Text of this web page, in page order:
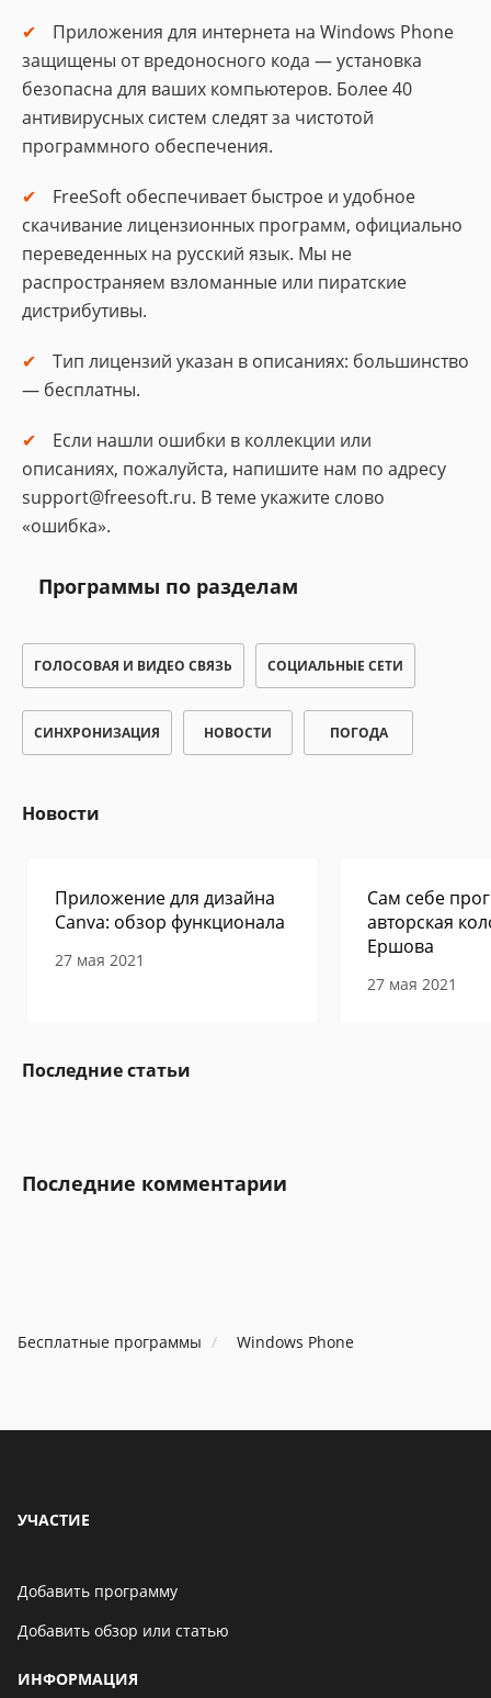
Приложения для интернета на Windows Phone
защищены от вредоносного кода — установка
безопасна для ваших компьютеров. Более 40
антивирусных систем следят за чистотой
программного обеспечения.
FreeSoft обеспечивает быстрое и удобное
скачивание лицензионных программ, официально
переведенных на русский язык. Мы не
распространяем взломанные или пиратские
дистрибутивы.
Тип лицензий указан в описаниях: большинство
— бесплатны.
Если нашли ошибки в коллекции или
описаниях, пожалуйста, напишите нам по адресу
support@freesoft.ru. В теме укажите слово
«ошибка».
Программы по разделам
ГОЛОСОВАЯ И ВИДЕО СВЯЗЬ СОЦИАЛЬНЫЕ СЕТИ
СИНХРОНИЗАЦИЯ НОВОСТИ ПОГОДА
Новости
Приложение для дизайна
Canva: обзор функционала
27 мая 2021
Сам себе
авторская
Ершова
27 мая 2021
Последние статьи
Последние комментарии
Бесплатные программы Windows Phone
УЧАСТИЕ
Добавить программу
Добавить обзор или статью
ИНФОРМАЦИЯ